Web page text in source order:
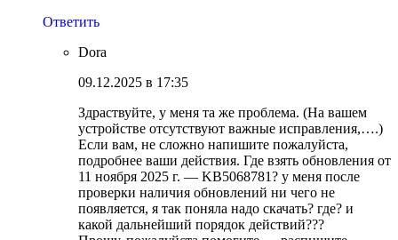
Ответить
Dora
09.12.2025 в 17:35
Здраствуйте, у меня та же проблема. (На вашем
устройстве отсутствуют важные исправления,….)
Если вам, не сложно напишите пожалуйста,
подробнее ваши действия. Где взять обновления от
11 ноября 2025 г. — KB5068781? у меня после
проверки наличия обновлений ни чего не
появляется, я так поняла надо скачать? где? и
какой дальнейший порядок действий???